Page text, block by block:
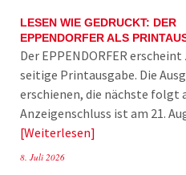
LESEN WIE GEDRUCKT: DER
EPPENDORFER ALS
Der EPPENDORFER
seitige Printausgabe. Die
erschienen, die nächste folgt
Anzeigenschluss ist am 21.
Weiterlesen
8. Juli 2026